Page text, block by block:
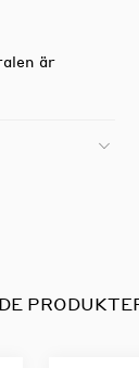
är